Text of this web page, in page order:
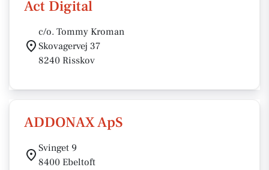
Act Digital
c/o. Tommy Kroman
Skovagervej 37
8240 Risskov
ADDONAX ApS
Svinget 9
8400 Ebeltoft